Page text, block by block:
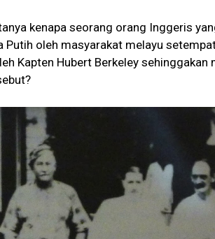
kenapa seorang orang Inggeris
Putih oleh masyarakat melayu
Kapten Hubert Berkeley sehinggakan